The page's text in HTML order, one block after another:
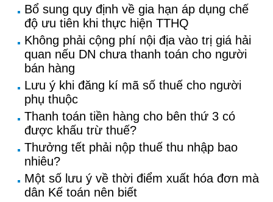
Bổ sung quy định về gia hạn áp dụng chế
độ ưu tiên khi thực hiện TTHQ
Không phải cộng phí nội địa vào trị giá hải
quan nếu DN chưa thanh toán cho người
bán hàng
Lưu ý khi đăng kí mã số thuế cho người
phụ thuộc
Thanh toán tiền hàng cho bên thứ 3 có
được khấu trừ thuế?
Thưởng tết phải nộp thuế thu nhập bao
nhiêu?
Một số lưu ý về thời điểm xuất hóa đơn mà
dân Kế toán nên biết